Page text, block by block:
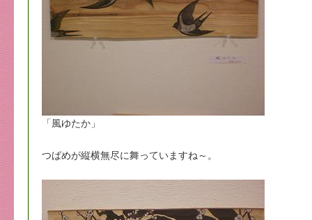
「風ゆたか」
つばめが縦横無尽に舞っていますね～。